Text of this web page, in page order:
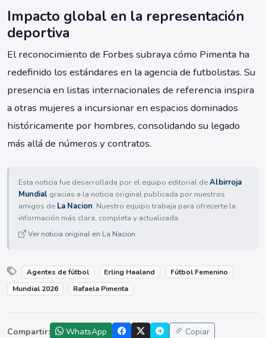
Impacto global en la representación
deportiva
El reconocimiento de Forbes subraya cómo Pimenta ha
redefinido los estándares en la agencia de futbolistas. Su
presencia en listas internacionales de referencia inspira
a otras mujeres a incursionar en espacios dominados
históricamente por hombres, consolidando su legado
más allá de números y contratos.
Esta noticia fue desarrollada por el equipo editorial deAlbirroja
Mundial gracias a la noticia original publicada por nuestros
amigos de La Nacion. Nuestro equipo trabaja para ofrecerte la
información más clara, completa y actualizada.
Ver noticia original en La Nacion
Agentes de fútbol Erling Haaland
Fútbol Femenino
Mundial 2026
Rafaela Pimenta
Compartir: WhatsApp Copiar